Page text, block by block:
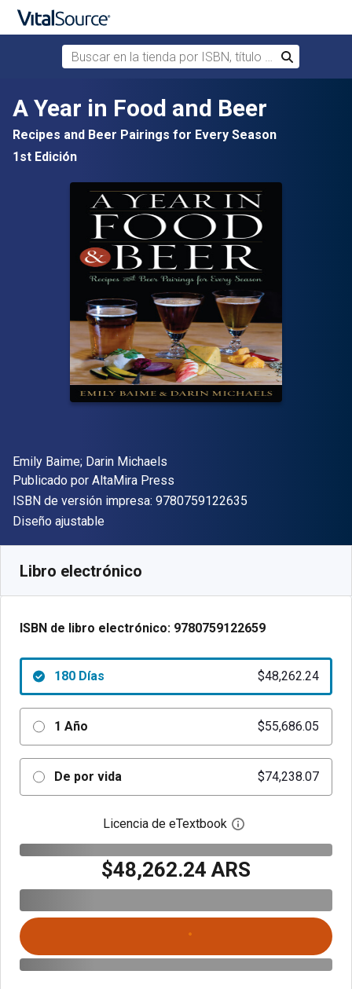
Saltar al contenido principal
Buscar en la tienda por ISBN, título o autor
Buscar
A Year in Food and Beer
Recipes and Beer Pairings for Every Season
1st Edición
Autor(es)
Emily Baime; Darin Michaels
Editor
Publicado por AltaMira Press
ISBN de versión impresa: 9780759122635
Formato
Diseño ajustable
Libro electrónico
ISBN de libro electrónico: 9780759122659
180 Días $48,262.24
1 Año $55,686.05
De por vida $74,238.07
Licencia de eTextbook Abre el cuadro de
$48,262.24 ARS